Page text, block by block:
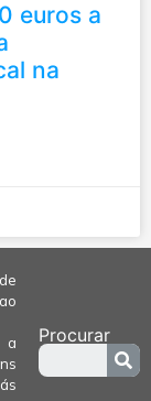
euros a
na
a
Procurar